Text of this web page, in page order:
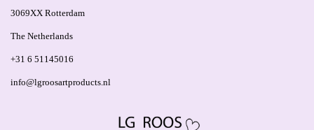
3069XX Rotterdam
The Netherlands
+31 6 51145016
info@lgroosartproducts.nl